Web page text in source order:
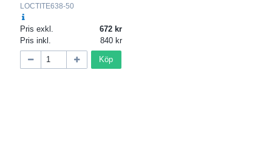
LOCTITE638-50
Pris exkl.
672
Pris inkl.
840
Köp